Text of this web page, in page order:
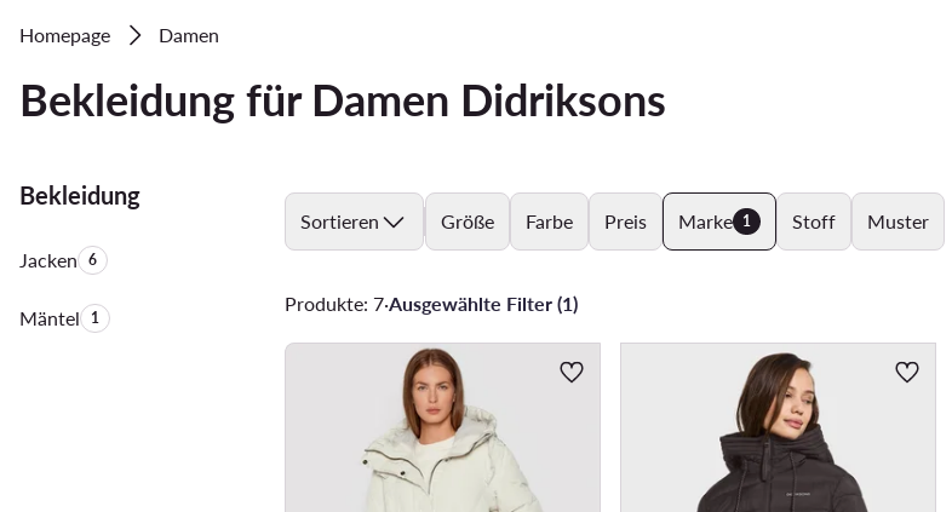
Homepage Damen
Bekleidung für Damen Didriksons
Bekleidung
JackenAnzahl der Produkte:
6
MäntelAnzahl der Produkte:
1
Sortieren Größe Farbe Preis Marke 1 Stoff Muster
Produkte: 7·Ausgewählte Filter (1)